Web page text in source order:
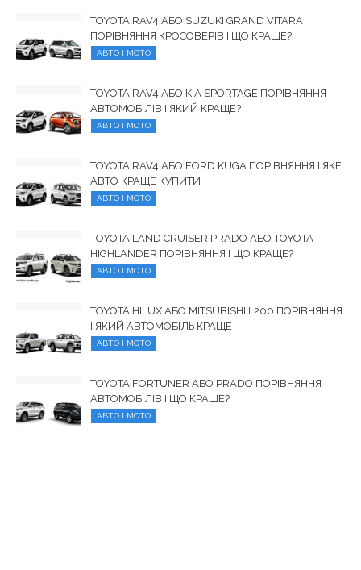
TOYOTA RAV4 АБО SUZUKI GRAND VITARA
ПОРІВНЯННЯ КРОСОВЕРІВ І ЩО КРАЩЕ?
АВТО І МОТО
TOYOTA RAV4 АБО KIA SPORTAGE ПОРІВНЯННЯ
АВТОМОБІЛІВ І ЯКИЙ КРАЩЕ?
АВТО І МОТО
TOYOTA RAV4 АБО FORD KUGA ПОРІВНЯННЯ І ЯКЕ
АВТО КРАЩЕ КУПИТИ
АВТО І МОТО
TOYOTA LAND CRUISER PRADO АБО TOYOTA
HIGHLANDER ПОРІВНЯННЯ І ЩО КРАЩЕ?
АВТО І МОТО
TOYOTA HILUX АБО MITSUBISHI L200 ПОРІВНЯННЯ
І ЯКИЙ АВТОМОБІЛЬ КРАЩЕ
АВТО І МОТО
TOYOTA FORTUNER АБО PRADO ПОРІВНЯННЯ
АВТОМОБІЛІВ І ЩО КРАЩЕ?
АВТО І МОТО